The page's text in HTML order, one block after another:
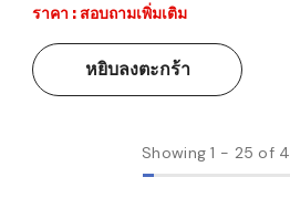
ราคา : สอบถามเพิ่มเติม
หยิบลงตะกร้า
Showing 1 - 25 of